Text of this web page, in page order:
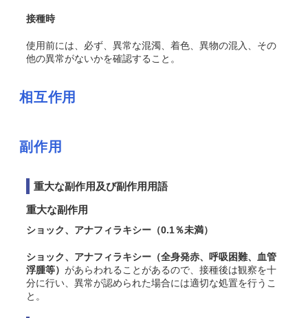
接種時
使用前には、必ず、異常な混濁、着色、異物の混入、その
他の異常がないかを確認すること。
相互作用
副作用
重大な副作用及び副作用用語
重大な副作用
ショック、アナフィラキシー（0.1％未満）
ショック、アナフィラキシー（全身発赤、呼吸困難、血管
浮腫等） があらわれることがあるので、接種後は観察を十
分に行い、異常が認められた場合には適切な処置を行うこ
と。